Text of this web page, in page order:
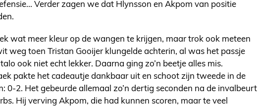
Verder zagen we dat Hlynsson en Akpom van positie
wat meer kleur op de wangen te krijgen, maar trok ook meteen
weg toen Tristan Gooijer klungelde achterin, al was het passje
ook niet echt lekker. Daarna ging zo’n beetje alles mis.
pakte het cadeautje dankbaar uit en schoot zijn tweede in de
0-2. Het gebeurde allemaal zo’n dertig seconden na de invalbeurt
Hij verving Akpom, die had kunnen scoren, maar te veel